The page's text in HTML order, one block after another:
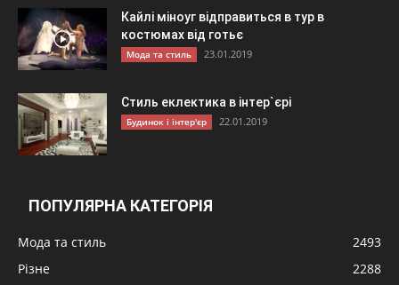
Кайлі міноуг відправиться в тур в
костюмах від готьє
Мода та стиль 23.01.2019
Стиль еклектика в інтер`єрі
Будинок і інтер'єр 22.01.2019
ПОПУЛЯРНА КАТЕГОРІЯ
Мода та стиль
2493
Різне
2288